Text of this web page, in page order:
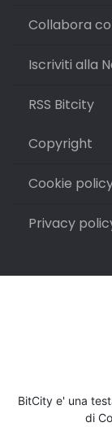
Collabora
Iscriviti alla
RSS Bitcity
Copyright
Cookie
Privacy
BitCity e' una
di